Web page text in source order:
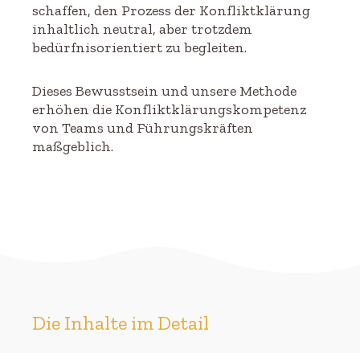
schaffen, den Prozess der Konfliktklärung
inhaltlich neutral, aber trotzdem
bedürfnisorientiert zu begleiten.
Dieses Bewusstsein und unsere Methode
erhöhen die Konfliktklärungskompetenz
von Teams und Führungskräften
maßgeblich.
Die Inhalte im Detail